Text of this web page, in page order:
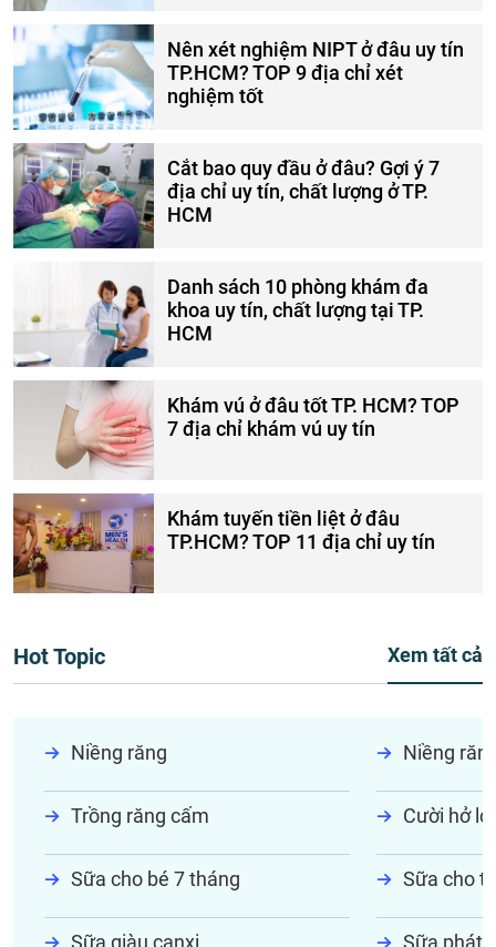
Nên xét nghiệm NIPT ở đâu uy tín
TP.HCM? TOP 9 địa chỉ xét
nghiệm tốt
Cắt bao quy đầu ở đâu? Gợi ý 7
địa chỉ uy tín, chất lượng ở TP.
HCM
Danh sách 10 phòng khám đa
khoa uy tín, chất lượng tại TP.
HCM
Khám vú ở đâu tốt TP. HCM? TOP
7 địa chỉ khám vú uy tín
Khám tuyến tiền liệt ở đâu
TP.HCM? TOP 11 địa chỉ uy tín
Hot Topic Xem tất cả
Niềng răng Niềng
Trồng răng cấm Cười hở lợi
Sữa cho bé 7 tháng Sữa cho
Sữa giàu canxi Sữa phát